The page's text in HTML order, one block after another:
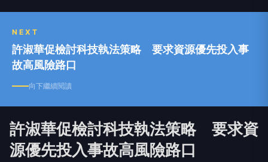
NEXT
許淑華促檢討科技執法策略 要求資源優先投入事
故高風險路口
向下繼續閱讀
許淑華促檢討科技執法策略 要求資
源優先投入事故高風險路口